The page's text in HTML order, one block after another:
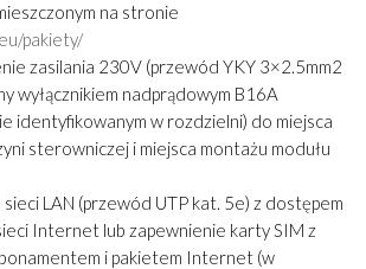
na stronie
pakiety/
zasilania 230V (przewód YKY 3×2.5mm2
wyłącznikiem nadprądowym B16A
identyfikowanym w rozdzielni) do miejsca
sterowniczej i miejsca montażu modułu
LAN (przewód UTP kat. 5e) z dostępem
Internet lub zapewnienie karty SIM z
i pakietem Internet (w